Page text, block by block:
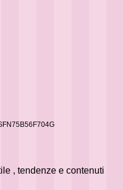
, tendenze e contenuti